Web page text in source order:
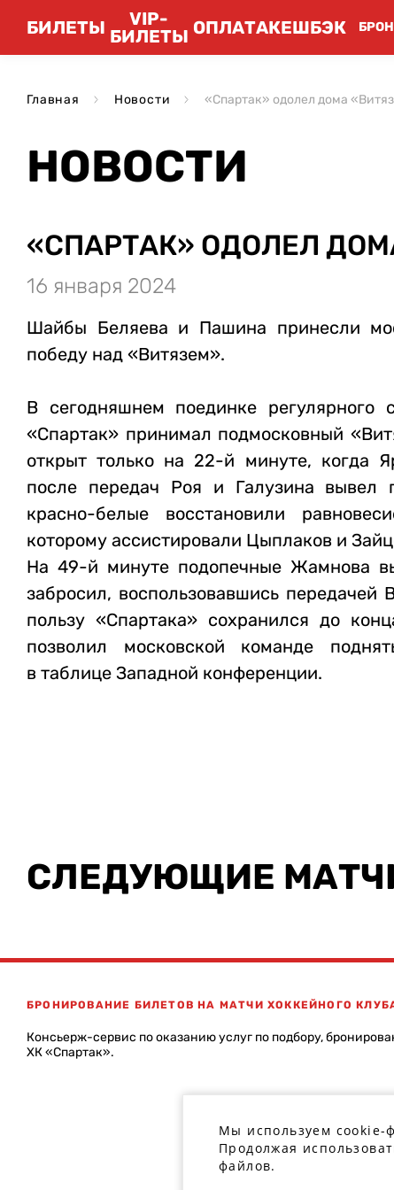
Мы используем cookie-
Продолжая
файлов.
БИЛЕТЫ
VIP-
БИЛЕТЫ ОПЛАТАКЕШБЭК
Главная Новости «Спартак» одолел дома
НОВОСТИ
«СПАРТАК» ОДОЛЕЛ
16 января 2024
Шайбы Беляева и Пашина принесли
победу над «Витязем».
В сегодняшнем поединке регулярного
«Спартак» принимал подмосковный
открыт только на 22-й минуте, когда
после передач Роя и Галузина вывел
красно-белые восстановили
которому ассистировали Цыплаков и
На 49-й минуте подопечные Жамнова
забросил, воспользовавшись передачей
пользу «Спартака» сохранился до
позволил московской команде
в таблице Западной конференции.
СЛЕДУЮЩИЕ
БРОНИРОВАНИЕ БИЛЕТОВ НА МАТЧИ ХОККЕЙНОГО
Консьерж-сервис по оказанию услуг по подбору,
ХК «Спартак».